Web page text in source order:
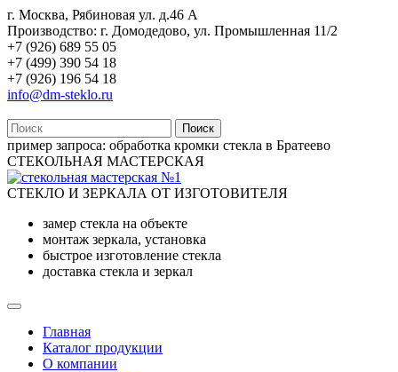
г. Москва, Рябиновая ул. д.46 А
Производство: г. Домодедово, ул. Промышленная 11/2
+7 (926) 689 55 05
+7 (499) 390 54 18
+7 (926) 196 54 18
info@dm-steklo.ru
Поиск
пример запроса: обработка кромки стекла в Братеево
СТЕКОЛЬНАЯ МАСТЕРСКАЯ
СТЕКЛО И ЗЕРКАЛА ОТ ИЗГОТОВИТЕЛЯ
замер стекла на объекте
монтаж зеркала, установка
быстрое изготовление стекла
доставка стекла и зеркал
Главная
Каталог продукции
О компании